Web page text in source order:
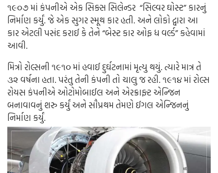
૧૯૦૭માં કંપનીએ એક સિક્સ સિલેન્ડર “સિલ્વરઘોસ્ટ”કારનું
નિર્માણ કર્યું.જેએકસુગરસ્મૂથ કારહતી. અનેલોકોદ્વારા આ
કાર એટલીપસંદકરાઈકેતેને“બેસ્ટકાર ઓફધવર્લ્ડ”કહેવામાં
આવી.
મિત્રોરોલ્સની૧૯૧૦માંહવાઈદુર્ઘટનામાંમૃત્યુથયું.ત્યારેમાત્રતે
૩૨વર્ષનાહતા.પરંતુતેની કંપનીતો ચાલુજરહી.૧૯૧૪માંરોલ્સ
રોયસ કંપનીએ ઓટોમોબાઈલ અને એરક્રાફ્ટએન્જિન
બનાવાવનુંશરુ કર્યુંઅનેસૌપ્રથમતેમણેઈગલ એન્જિનનું
નિર્માણ કર્યું.